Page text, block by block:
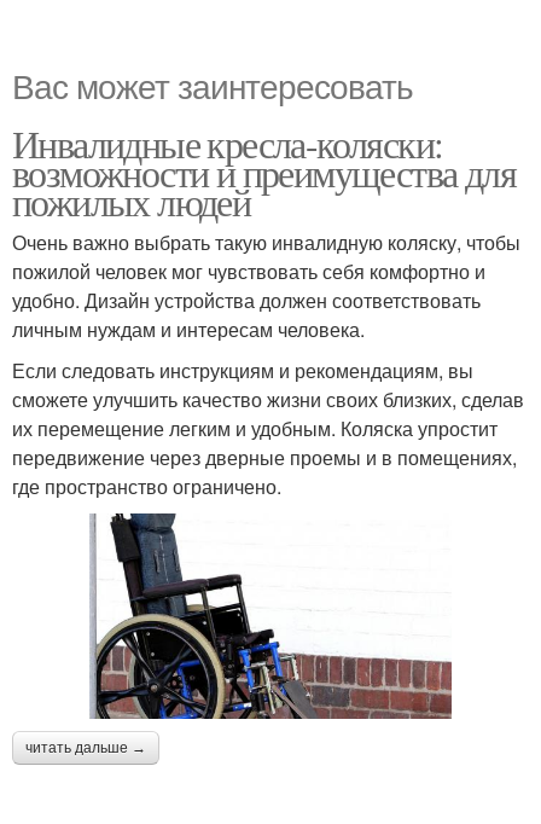
Вас может заинтересовать
Инвалидные кресла-коляски:
возможности и преимущества для
пожилых людей
Очень важно выбрать такую инвалидную коляску, чтобы
пожилой человек мог чувствовать себя комфортно и
удобно. Дизайн устройства должен соответствовать
личным нуждам и интересам человека.
Если следовать инструкциям и рекомендациям, вы
сможете улучшить качество жизни своих близких, сделав
их перемещение легким и удобным. Коляска упростит
передвижение через дверные проемы и в помещениях,
где пространство ограничено.
читать дальше →